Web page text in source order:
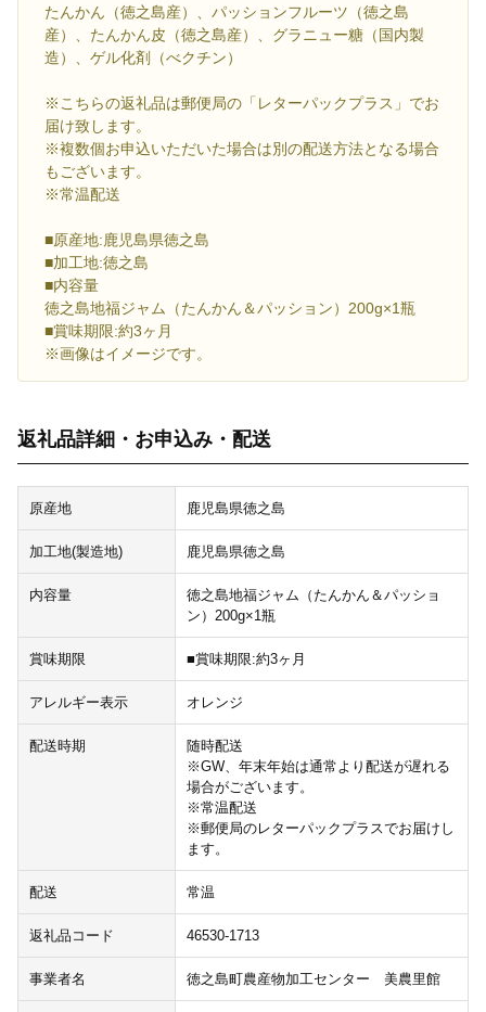
たんかん（徳之島産）、パッションフルーツ（徳之島
産）、たんかん皮（徳之島産）、グラニュー糖（国内製
造）、ゲル化剤（べクチン）
※こちらの返礼品は郵便局の「レターパックプラス」でお
届け致します。
※複数個お申込いただいた場合は別の配送方法となる場合
もございます。
※常温配送
■原産地:鹿児島県徳之島
■加工地:徳之島
■内容量
徳之島地福ジャム（たんかん＆パッション）200g×1瓶
■賞味期限:約3ヶ月
※画像はイメージです。
返礼品詳細・お申込み・配送
原産地 鹿児島県徳之島
加工地(製造地) 鹿児島県徳之島
内容量
徳之島地福ジャム（たんかん＆パッショ
ン）200g×1瓶
賞味期限 ■賞味期限:約3ヶ月
アレルギー表示 オレンジ
配送時期
随時配送
※GW、年末年始は通常より配送が遅れる
場合がございます。
※常温配送
※郵便局のレターパックプラスでお届けし
ます。
配送 常温
返礼品コード 46530-1713
事業者名 徳之島町農産物加工センター 美農里館